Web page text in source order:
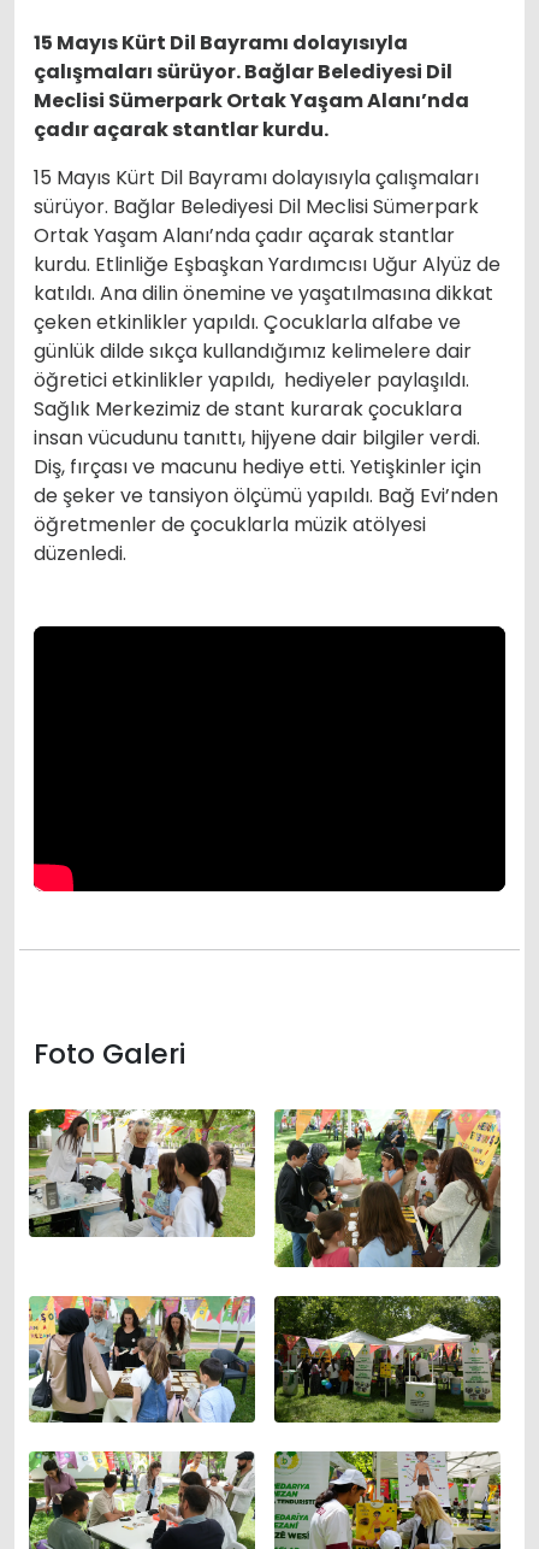
15 Mayıs Kürt Dil Bayramı dolayısıyla
çalışmaları sürüyor. Bağlar Belediyesi Dil
Meclisi Sümerpark Ortak Yaşam Alanı’nda
çadır açarak stantlar kurdu.
15 Mayıs Kürt Dil Bayramı dolayısıyla çalışmaları
sürüyor. Bağlar Belediyesi Dil Meclisi Sümerpark
Ortak Yaşam Alanı’nda çadır açarak stantlar
kurdu. Etlinliğe Eşbaşkan Yardımcısı Uğur Alyüz de
katıldı. Ana dilin önemine ve yaşatılmasına dikkat
çeken etkinlikler yapıldı. Çocuklarla alfabe ve
günlük dilde sıkça kullandığımız kelimelere dair
öğretici etkinlikler yapıldı, hediyeler paylaşıldı.
Sağlık Merkezimiz de stant kurarak çocuklara
insan vücudunu tanıttı, hijyene dair bilgiler verdi.
Diş, fırçası ve macunu hediye etti. Yetişkinler için
de şeker ve tansiyon ölçümü yapıldı. Bağ Evi’nden
öğretmenler de çocuklarla müzik atölyesi
düzenledi.
Foto Galeri